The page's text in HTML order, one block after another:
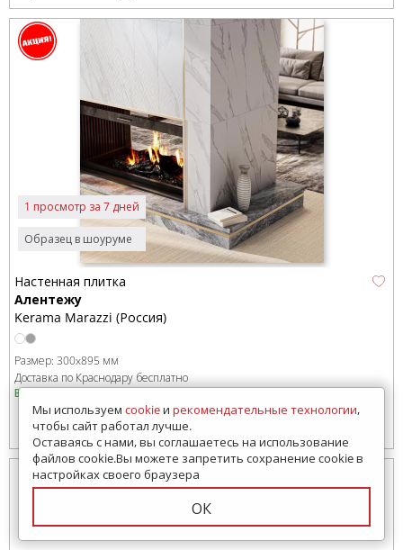
Образец в шоуруме
1 просмотр за 7 дней
Настенная плитка
Алентежу
Kerama Marazzi (Россия)
Размер: 300x895 мм
Доставка по Краснодару бесплатно
В наличии
Цена от:2208руб.
Мы используем cookieи рекомендательные технологии,
чтобы сайт работал лучше.
Оставаясь с нами, вы соглашаетесь на использование
файлов cookie.Вы можете запретить сохранение cookie в
настройках своего браузера
ОК